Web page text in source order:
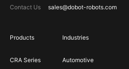
Contact Us sales@dobot-robots.com
Products
CRA Series
Industries
Automotive